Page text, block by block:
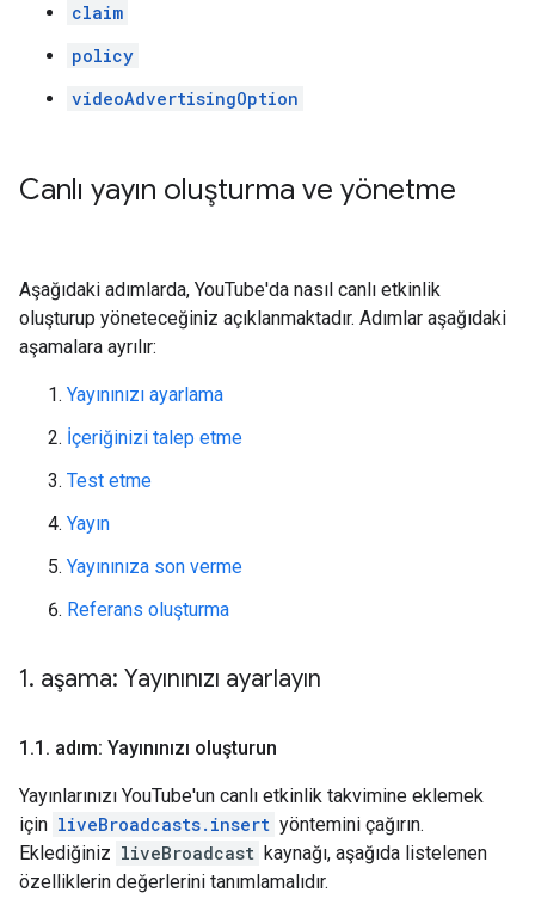
claim
policy
videoAdvertisingOption
Canlı yayın oluşturma ve yönetme
Aşağıdaki adımlarda, YouTube'da nasıl canlı etkinlik
oluşturup yöneteceğiniz açıklanmaktadır. Adımlar aşağıdaki
aşamalara ayrılır:
Yayınınızı ayarlama
İçeriğinizi talep etme
Test etme
Yayın
Yayınınıza son verme
Referans oluşturma
1. aşama: Yayınınızı ayarlayın
1 .1 . adım: Yayınınızı oluşturun
Yayınlarınızı YouTube'un canlı etkinlik takvimine eklemek
için liveBroadcasts.insert yöntemini çağırın.
Eklediğiniz liveBroadcast kaynağı, aşağıda listelenen
özelliklerin değerlerini tanımlamalıdır.